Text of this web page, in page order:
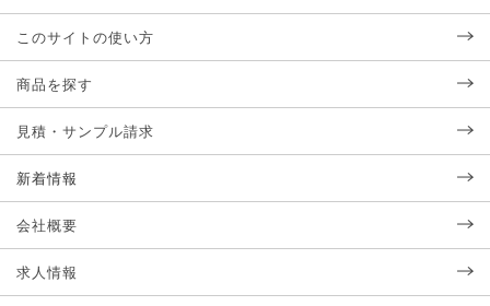
このサイトの使い方
商品を探す
見積・サンプル請求
新着情報
会社概要
求人情報